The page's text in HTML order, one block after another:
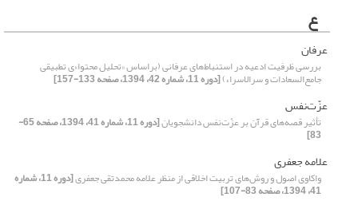
ع
عرفان
بررسی ظرفیت ادعیه در استنباط‌های عرفانی (بر‌اساس «تحلیل محتوا»ی تطبیقی
جامع‌السعادات و سرالاسراء)[دوره 11، شماره 42، 1394، صفحه 133-157]
عزّت‌نفس
تأثیر قصه‌های قرآن بر عزّت‌نفس دانشجویان [دوره 11، شماره 41، 1394، صفحه 65-
83]
علامه جعفری
واکاوی اصول و روش‌های تربیت اخلاقی از منظر علامه محمدتقی جعفری [دوره 11، شماره
41، 1394، صفحه 83-107]